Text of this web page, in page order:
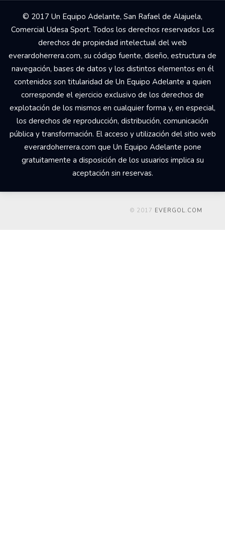
© 2017 Un Equipo Adelante, San Rafael de Alajuela,
Comercial Udesa Sport. Todos los derechos reservados Los
derechos de propiedad intelectual del web
everardoherrera.com, su código fuente, diseño, estructura de
navegación, bases de datos y los distintos elementos en él
contenidos son titularidad de Un Equipo Adelante a quien
corresponde el ejercicio exclusivo de los derechos de
explotación de los mismos en cualquier forma y, en especial,
los derechos de reproducción, distribución, comunicación
pública y transformación. El acceso y utilización del sitio web
everardoherrera.com que Un Equipo Adelante pone
gratuitamente a disposición de los usuarios implica su
aceptación sin reservas.
© 2017 EVERGOL.COM